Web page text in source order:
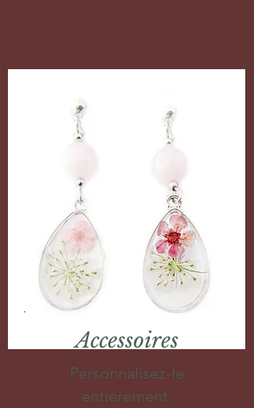
Accessoires
Personnalisez-le
entièrement.